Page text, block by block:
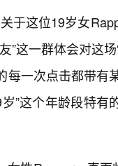
于这位19岁女
”这一群体会对这
每一次点击都带有
岁”这个年龄段